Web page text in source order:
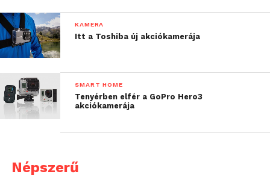
KAMERA
Itt a Toshiba új akciókamerája
SMART HOME
Tenyérben elfér a GoPro Hero3
akciókamerája
Népszerű